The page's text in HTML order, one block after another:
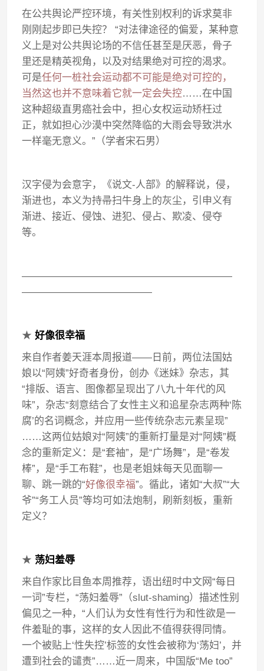
在公共舆论严控环境，有关性别权利的诉求莫非
刚刚起步即已失控？ “对法律途径的偏爱，某种意
义上是对公共舆论场的不信任甚至是厌恶，骨子
里还是精英视角，以及对结果绝对可控的渴求。
可是任何一桩社会运动都不可能是绝对可控的，
当然这也并不意味着它就一定会失控……在中国
这种超级直男癌社会中，担心女权运动矫枉过
正，就如担心沙漠中突然降临的大雨会导致洪水
一样毫无意义。”（学者宋石男）
汉字侵为会意字，《说文-人部》的解释说，侵，
渐进也，本义为持帚扫牛身上的灰尘，引申义有
渐进、接近、侵蚀、进犯、侵占、欺凌、侵夺
等。
—————————————————————
—————————————
★好像很幸福
来自作者姜天涯本周报道——日前，两位法国姑
娘以“阿姨”好奇者身份，创办《迷妹》杂志，其
“排版、语言、图像都呈现出了八九十年代的风
味”，杂志“刻意结合了女性主义和追星杂志两种‘陈
腐’的名词概念，并应用一些传统杂志元素呈现”
……这两位姑娘对“阿姨”的重新打量是对“阿姨”概
念的重新定义：是“套袖”，是“广场舞”，是“卷发
棒”，是“手工布鞋”，也是老姐妹每天见面聊一
聊、跳一跳的“好像很幸福”。循此，诸如“大叔”“大
爷”“务工人员”等均可如法炮制，刷新刻板，重新
定义？
★ 荡妇羞辱
来自作家比目鱼本周推荐，语出纽时中文网“每日
一词”专栏，“荡妇羞辱”（slut-shaming）描述性别
偏见之一种，“人们认为女性有性行为和性欲是一
件羞耻的事，这样的女人因此不值得获得同情。
一个被贴上‘性失控’标签的女性会被称为‘荡妇’，并
遭到社会的谴责”……近一周来，中国版“Me too”